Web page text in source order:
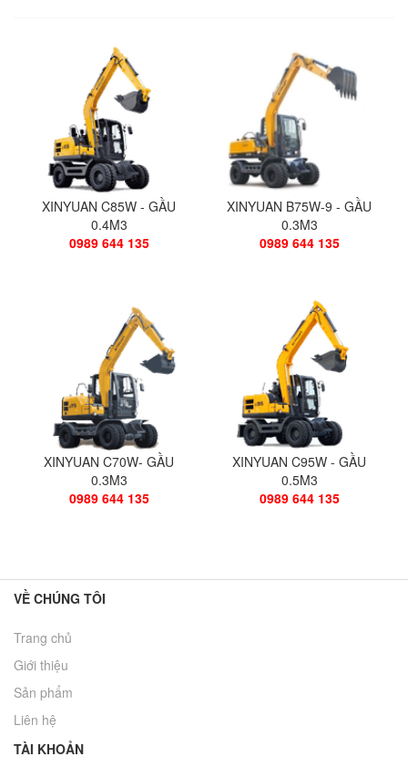
XINYUAN C95W - GẦU 0.5M3
XINYUAN C85W - GẦU
0.4M3
0989 644 135
XINYUAN B75W-9 - GẦU
0.3M3
0989 644 135
XINYUAN C70W- GẦU
0.3M3
0989 644 135
XINYUAN C95W - GẦU
0.5M3
0989 644 135
VỀ CHÚNG TÔI
Trang chủ
Giới thiệu
Sản phẩm
Liên hệ
TÀI KHOẢN